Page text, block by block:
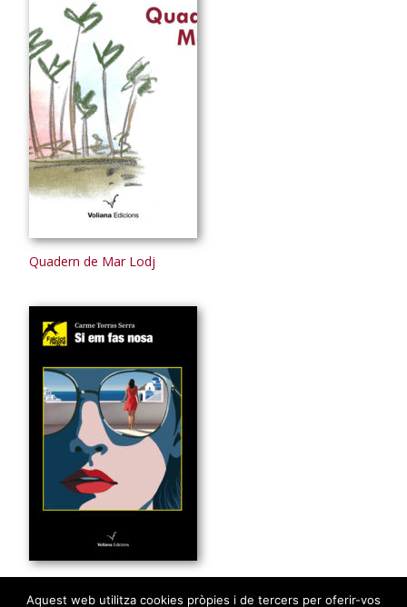
Quadern de Mar Lodj
Aquest web utilitza cookies pròpies i de tercers per oferir-vos